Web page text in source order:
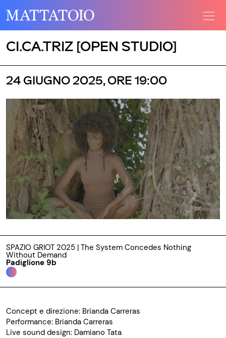
CI.CA.TRIZ [OPEN STUDIO]
24 GIUGNO 2025, ORE 19:00
SPAZIO GRIOT 2025 | The System Concedes Nothing
Without Demand
Padiglione 9b
Concept e direzione: Brianda Carreras
Performance: Brianda Carreras
Live sound design: Damiano Tata